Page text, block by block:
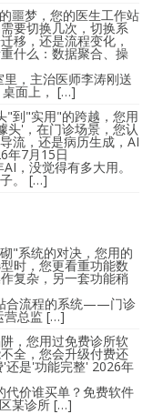
噩梦，您的医生工作站
要切换几次，切换系
移，还是流程变化，
什么：数据聚合、操
，主治医师李涛刚送
桌面上， […]
到"实用"的跨越，您用
头'，在门诊场景，您认
流，还是病历生成，AI
年7月15日
，没觉得有多大用。
。 […]
"系统的对决，您用的
时，您更看重功能数
复杂，另一套功能稍
合流程的系统——门诊
营总监 […]
，您用过免费诊所软
全，您会升级付费还
还是'功能完整' 2026年
代价谁买单？免费软件
某诊所 […]